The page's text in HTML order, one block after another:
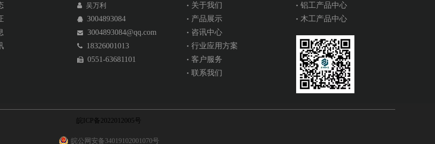
 吴万利
 3004893084
 3004893084@qq.com
 18326001013
 0551-63681101
关于我们
产品展示
咨讯中心
行业应用方案
客户服务
联系我们
铝工产品中心
木工产品中心
皖ICP备2022012005号
皖公网安备34019102001070号